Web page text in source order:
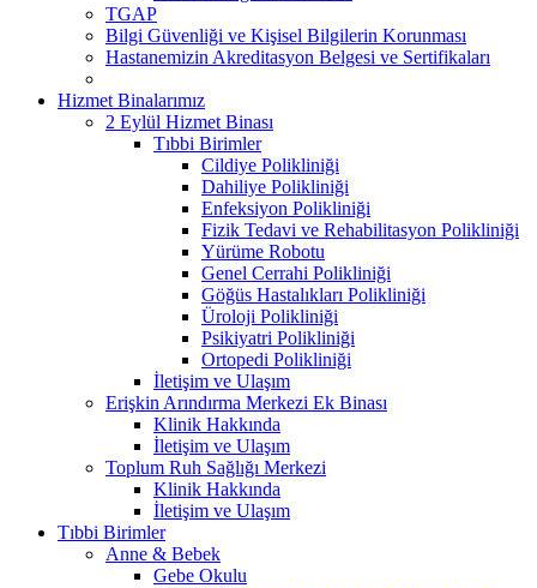
TGAP
Bilgi Güvenliği ve Kişisel Bilgilerin Korunması
Hastanemizin Akreditasyon Belgesi ve Sertifikaları
Hizmet Binalarımız
2 Eylül Hizmet Binası
Tıbbi Birimler
Cildiye Polikliniği
Dahiliye Polikliniği
Enfeksiyon Polikliniği
Fizik Tedavi ve Rehabilitasyon Polikliniği
Yürüme Robotu
Genel Cerrahi Polikliniği
Göğüs Hastalıkları Polikliniği
Üroloji Polikliniği
Psikiyatri Polikliniği
Ortopedi Polikliniği
İletişim ve Ulaşım
Erişkin Arındırma Merkezi Ek Binası
Klinik Hakkında
İletişim ve Ulaşım
Toplum Ruh Sağlığı Merkezi
Klinik Hakkında
İletişim ve Ulaşım
Tıbbi Birimler
Anne & Bebek
Gebe Okulu